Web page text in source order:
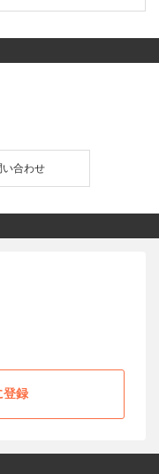
い合わせ
登録